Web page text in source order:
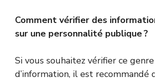
Comment vérifier des
sur une personnalité publique ?
Si vous souhaitez vérifier ce genre
d’information, il est recommandé